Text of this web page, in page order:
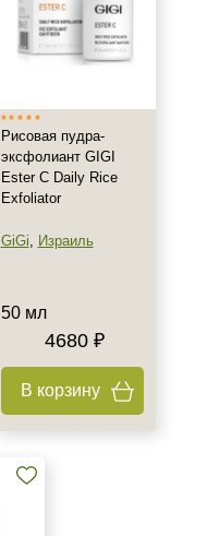
Рисовая пудра-
эксфолиант GIGI
Ester C Daily Rice
Exfoliator
GiGi, Израиль
50 мл
4680 ₽
В корзину